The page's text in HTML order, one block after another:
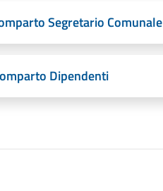
Segretario Comunale
Dipendenti